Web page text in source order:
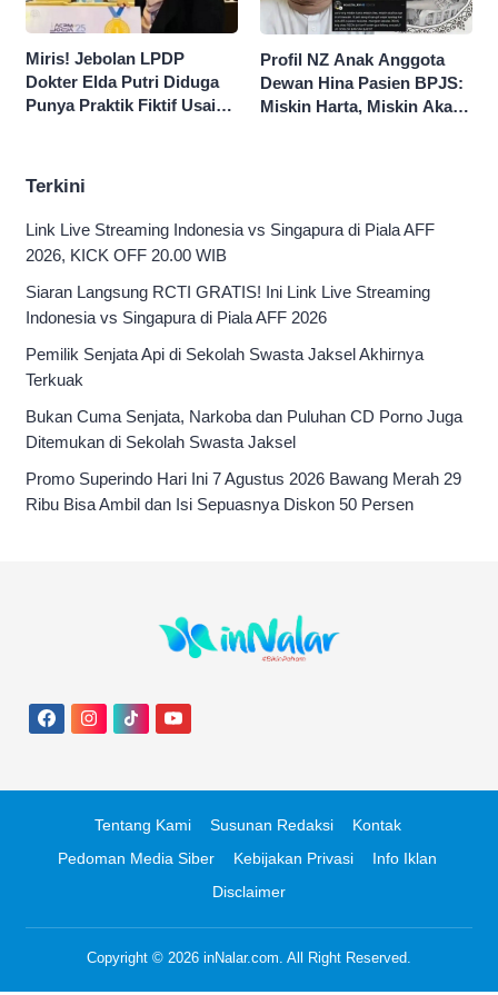
Miris! Jebolan LPDP
Dokter Elda Putri Diduga
Punya Praktik Fiktif Usai
Profil NZ Anak Anggota
Dewan Hina Pasien BPJS:
Miskin Harta, Miskin Akal
Terkini
Link Live Streaming Indonesia vs Singapura di Piala AFF
2026, KICK OFF 20.00 WIB
Siaran Langsung RCTI GRATIS! Ini Link Live Streaming
Indonesia vs Singapura di Piala AFF 2026
Pemilik Senjata Api di Sekolah Swasta Jaksel Akhirnya
Terkuak
Bukan Cuma Senjata, Narkoba dan Puluhan CD Porno Juga
Ditemukan di Sekolah Swasta Jaksel
Promo Superindo Hari Ini 7 Agustus 2026 Bawang Merah 29
Ribu Bisa Ambil dan Isi Sepuasnya Diskon 50 Persen
Tentang Kami Susunan Redaksi
Kontak
Pedoman Media Siber
Kebijakan Privasi
Info Iklan
Disclaimer
Copyright © 2026 inNalar.com . All Right Reserved.